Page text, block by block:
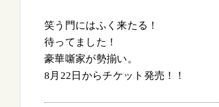
笑う門にはふく来たる！
待ってました！
豪華噺家が勢揃い。
8月22日からチケット発売！！